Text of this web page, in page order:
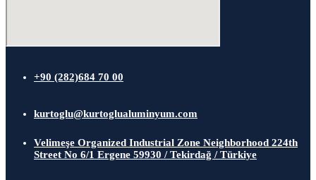
+90 (282)684 70 00
kurtoglu@kurtoglualuminyum.com
Velimeşe Organized Industrial Zone Neighborhood 224th
Street No 6/1 Ergene 59930 / Tekirdağ / Türkiye